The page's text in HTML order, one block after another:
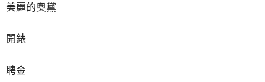
美麗的奧黛
開錶
聘金